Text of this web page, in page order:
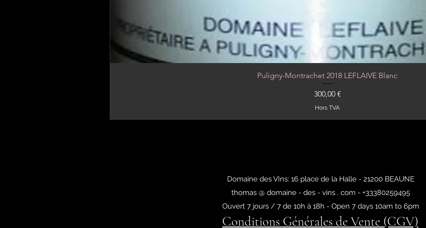
Aperçu rapide
Puligny-Montrachet 2018 LEFLAIVE Blanc
Prix
300,00 €
Hors TVA
Domaine des VIns: 16 place de la Halle - 21200 BEAUNE
thomas @ domaine - des - vins . com - +33380259495
Ouvert 7 jours / 7 de 10h à 18h - Open 7 days 10am to 6pm
Conditions Générales de Vente (CGV)